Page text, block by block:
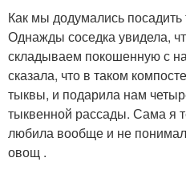
Грунт по лунному
календарю
Грунт в украине
Как мы додумались посадить
Однажды соседка увидела,
складываем покошенную с
сказала, что в таком
тыквы, и подарила нам
тыквенной рассады. Сама я
любила вообще и не
овощ .